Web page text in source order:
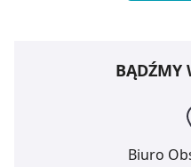
BĄDŹMY
Biuro